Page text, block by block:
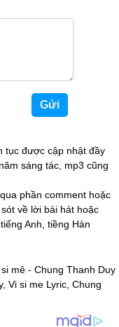
tục được cập nhật đầy
sáng tác, mp3 cũng
phần comment hoặc
về lời bài hát hoặc
Anh, tiềng Hàn
mê - Chung Thanh Duy
Vi si me Lyric, Chung